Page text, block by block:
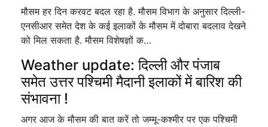
मौसम हर दिन करवट बदल रहा है. मौसम विभाग के अनुसार दिल्ली-
एनसीआर समेत देश के कई इलाकों के मौसम में दोबारा बदलाव देखने
को मिल सकता है. मौसम विशेषज्ञों क…
Weather update: दिल्ली और पंजाब
समेत उत्तर पश्चिमी मैदानी इलाकों में बारिश की
संभावना !
अगर आज के मौसम की बात करें तो जम्मू-कश्मीर पर एक पश्चिमी